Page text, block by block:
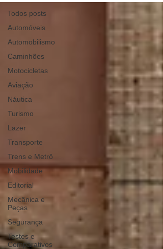
Todos posts
Automóveis
Automobilismo
Caminhões
Motocicletas
Aviação
Náutica
Turismo
Lazer
Transporte
Trens e Metrô
Mobilidade
Editorial
Mecânica e
Peças
Segurança
Testes e
Comparativos